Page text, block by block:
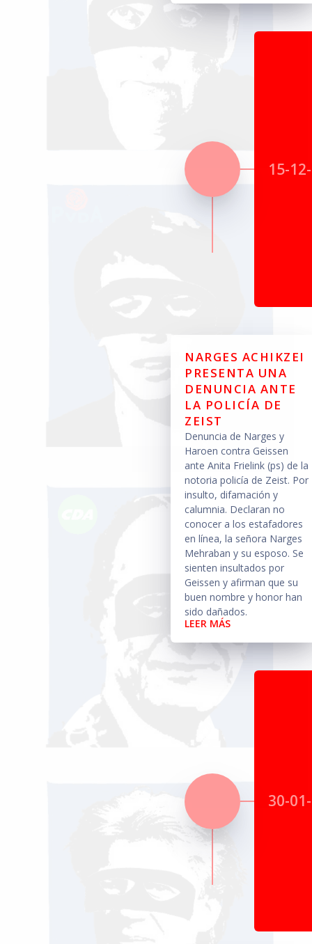
15-
NARGES ACHIKZEI
PRESENTA UNA
DENUNCIA ANTE
LA POLICÍA DE
ZEIST
Denuncia de Narges y
Haroen contra Geissen
ante Anita Frielink (ps) de la
notoria policía de Zeist. Por
insulto, difamación y
calumnia. Declaran no
conocer a los estafadores
en línea, la señora Narges
Mehraban y su esposo. Se
sienten insultados por
Geissen y afirman que su
buen nombre y honor han
sido dañados.
LEER MÁS
30-